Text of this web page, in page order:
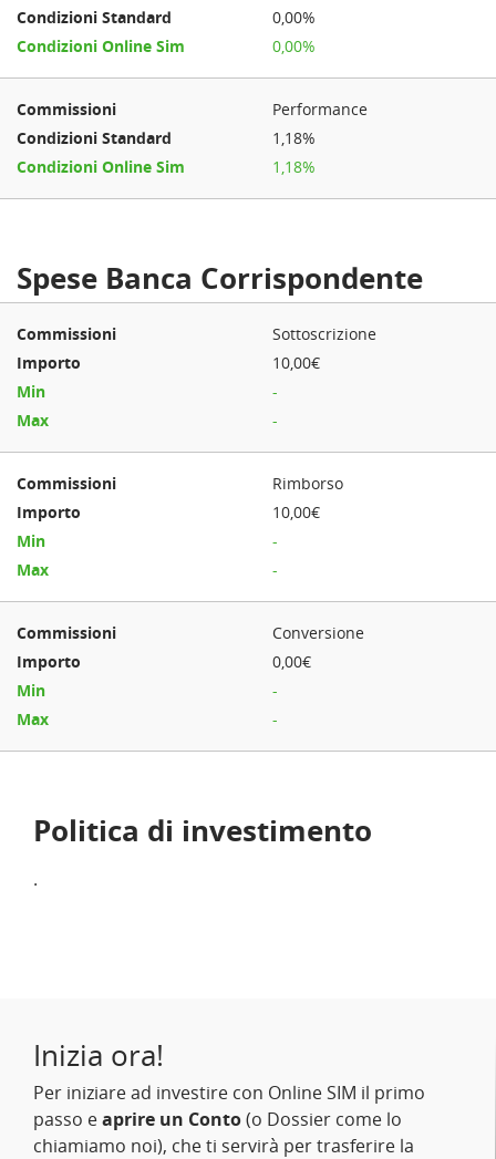
0,00%
0,00%
Performance
1,18%
1,18%
Spese Banca Corrispondente
Sottoscrizione
10,00€
-
-
Rimborso
10,00€
-
-
Conversione
0,00€
-
-
Politica di investimento
.
Inizia ora!
Per iniziare ad investire con Online SIM il primo
passo eaprire un Conto(o Dossier come lo
chiamiamo noi), che ti servirà per trasferire la